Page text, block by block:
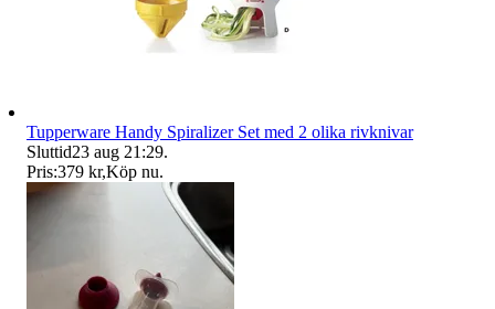
Tupperware Handy Spiralizer Set med 2 olika rivknivar
Sluttid23 aug 21:29.
Pris:379 kr,Köp nu.